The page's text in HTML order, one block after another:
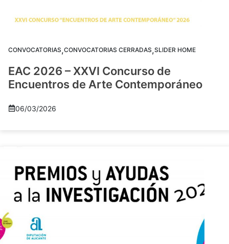
CONVOCATORIAS,CONVOCATORIAS CERRADAS,SLIDER HOME
EAC 2026 – XXVI Concurso de
Encuentros de Arte Contemporáneo
06/03/2026